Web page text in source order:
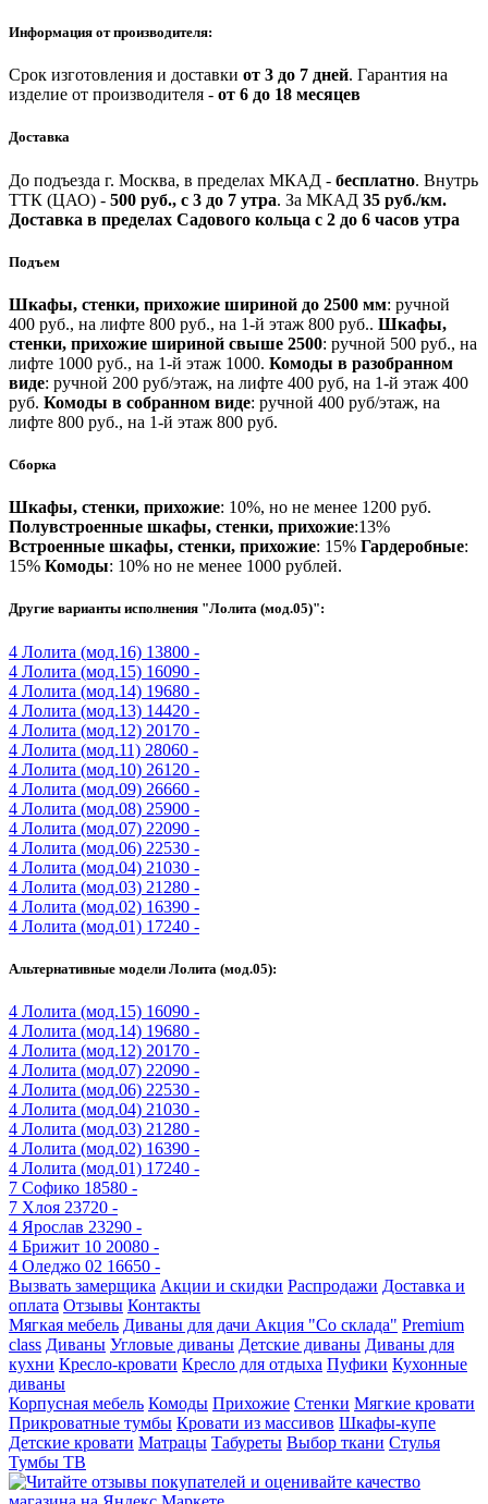
Информация от производителя:
Срок изготовления и доставки от 3 до 7 дней. Гарантия на
изделие от производителя - от 6 до 18 месяцев
Доставка
До подъезда г. Москва, в пределах МКАД - бесплатно. Внутрь
ТТК (ЦАО) - 500 руб., с 3 до 7 утра. За МКАД 35 руб./км.
Доставка в пределах Садового кольца с 2 до 6 часов утра
Подъем
Шкафы, стенки, прихожие шириной до 2500 мм: ручной
400 руб., на лифте 800 руб., на 1-й этаж 800 руб.. Шкафы,
стенки, прихожие шириной свыше 2500: ручной 500 руб., на
лифте 1000 руб., на 1-й этаж 1000. Комоды в разобранном
виде: ручной 200 руб/этаж, на лифте 400 руб, на 1-й этаж 400
руб. Комоды в собранном виде: ручной 400 руб/этаж, на
лифте 800 руб., на 1-й этаж 800 руб.
Сборка
Шкафы, стенки, прихожие: 10%, но не менее 1200 руб.
Полувстроенные шкафы, стенки, прихожие:13%
Встроенные шкафы, стенки, прихожие: 15% Гардеробные:
15% Комоды: 10% но не менее 1000 рублей.
Другие варианты исполнения "Лолита (мод.05)":
4 Лолита (мод.16) 13800 -
4 Лолита (мод.15) 16090 -
4 Лолита (мод.14) 19680 -
4 Лолита (мод.13) 14420 -
4 Лолита (мод.12) 20170 -
4 Лолита (мод.11) 28060 -
4 Лолита (мод.10) 26120 -
4 Лолита (мод.09) 26660 -
4 Лолита (мод.08) 25900 -
4 Лолита (мод.07) 22090 -
4 Лолита (мод.06) 22530 -
4 Лолита (мод.04) 21030 -
4 Лолита (мод.03) 21280 -
4 Лолита (мод.02) 16390 -
4 Лолита (мод.01) 17240 -
Альтернативные модели Лолита (мод.05):
4 Лолита (мод.15) 16090 -
4 Лолита (мод.14) 19680 -
4 Лолита (мод.12) 20170 -
4 Лолита (мод.07) 22090 -
4 Лолита (мод.06) 22530 -
4 Лолита (мод.04) 21030 -
4 Лолита (мод.03) 21280 -
4 Лолита (мод.02) 16390 -
4 Лолита (мод.01) 17240 -
7 Софико 18580 -
7 Хлоя 23720 -
4 Ярослав 23290 -
4 Брижит 10 20080 -
4 Оледжо 02 16650 -
Вызвать замерщика Акции и скидки Распродажи Доставка и
оплата Отзывы Контакты
Мягкая мебель Диваны для дачи Акция "Со склада" Premium
class Диваны Угловые диваны Детские диваны Диваны для
кухни Кресло-кровати Кресло для отдыха Пуфики Кухонные
диваны
Корпусная мебель Комоды Прихожие Стенки Мягкие кровати
Прикроватные тумбы Кровати из массивов Шкафы-купе
Детские кровати Матрацы Табуреты Выбор ткани Стулья
Тумбы ТВ